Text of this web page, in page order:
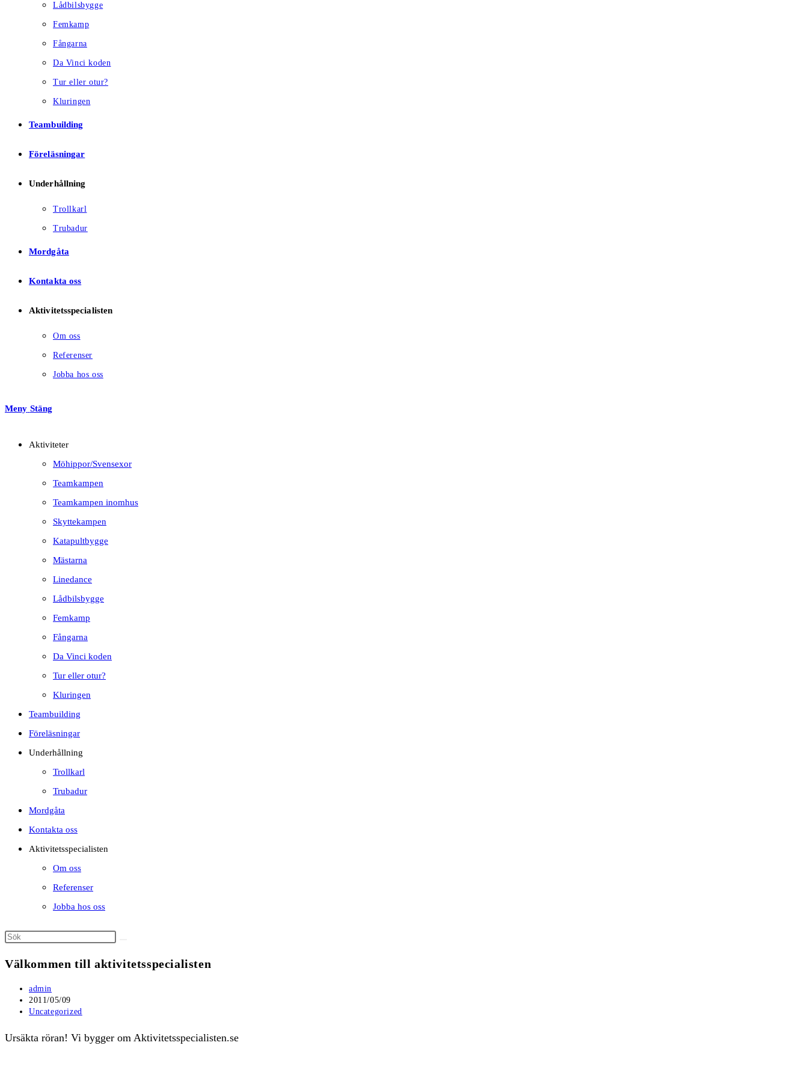
Lådbilsbygge
Femkamp
Fångarna
Da Vinci koden
Tur eller otur?
Kluringen
Teambuilding
Föreläsningar
Underhållning
Trollkarl
Trubadur
Mordgåta
Kontakta oss
Aktivitetsspecialisten
Om oss
Referenser
Jobba hos oss
Meny Stäng
Aktiviteter
Möhippor/Svensexor
Teamkampen
Teamkampen inomhus
Skyttekampen
Katapultbygge
Mästarna
Linedance
Lådbilsbygge
Femkamp
Fångarna
Da Vinci koden
Tur eller otur?
Kluringen
Teambuilding
Föreläsningar
Underhållning
Trollkarl
Trubadur
Mordgåta
Kontakta oss
Aktivitetsspecialisten
Om oss
Referenser
Jobba hos oss
Välkommen till aktivitetsspecialisten
Inläggsförfattare:
admin
Inlägget
publicerat:
2011/05/09
Inläggskategori:
Uncategorized
Ursäkta röran! Vi bygger om Aktivitetsspecialisten.se